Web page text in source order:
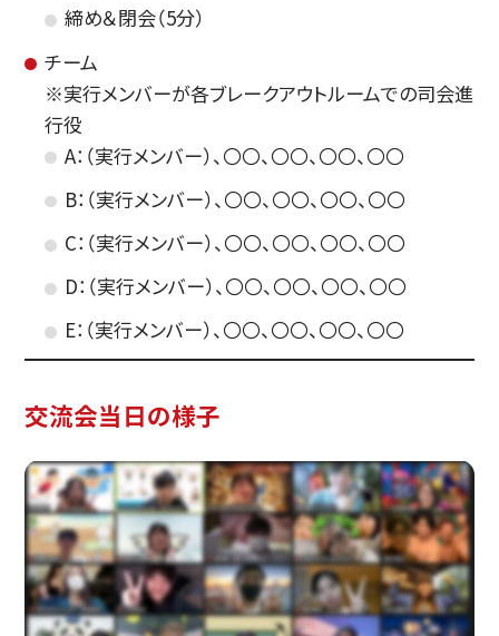
締め＆閉会（5分）
チーム
※実行メンバーが各ブレークアウトルームでの司会進
行役
A：（実行メンバー）、〇〇、〇〇、〇〇、〇〇
B：（実行メンバー）、〇〇、〇〇、〇〇、〇〇
C：（実行メンバー）、〇〇、〇〇、〇〇、〇〇
D：（実行メンバー）、〇〇、〇〇、〇〇、〇〇
E：（実行メンバー）、〇〇、〇〇、〇〇、〇〇
交流会当日の様子